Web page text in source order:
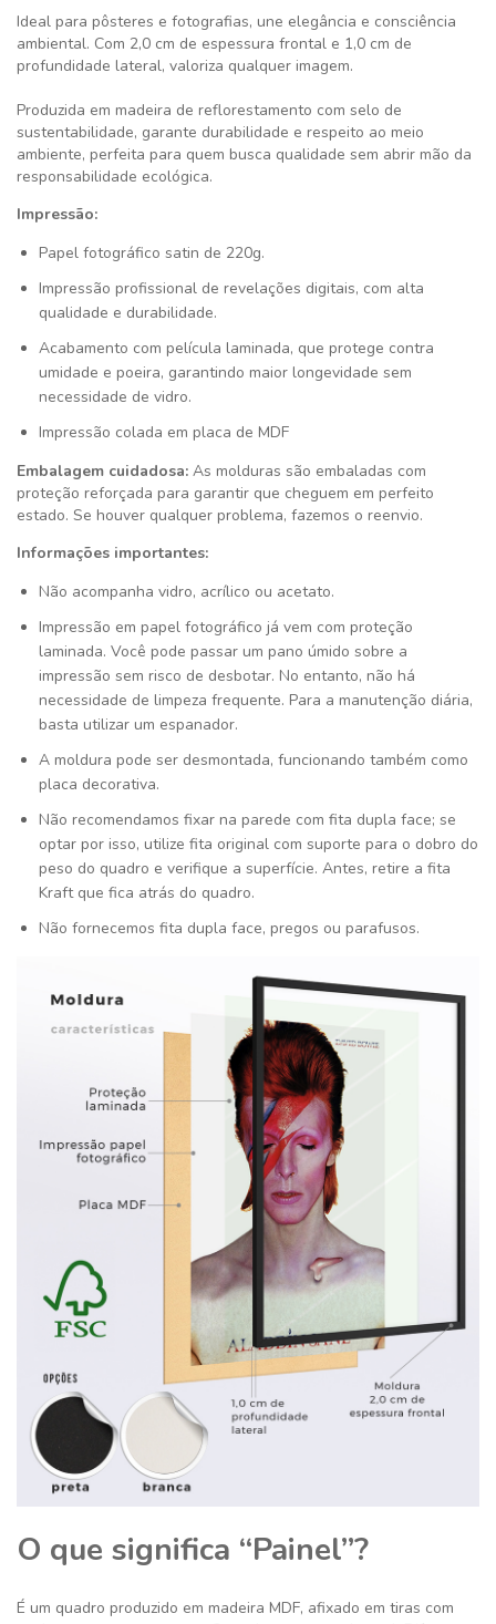
Ideal para pôsteres e fotografias, une elegância e consciência
ambiental. Com 2,0 cm de espessura frontal e 1,0 cm de
profundidade lateral, valoriza qualquer imagem.
Produzida em madeira de reflorestamento com selo de
sustentabilidade, garante durabilidade e respeito ao meio
ambiente, perfeita para quem busca qualidade sem abrir mão da
responsabilidade ecológica.
Impressão:
Papel fotográfico satin de 220g.
Impressão profissional de revelações digitais, com alta
qualidade e durabilidade.
Acabamento com película laminada, que protege contra
umidade e poeira, garantindo maior longevidade sem
necessidade de vidro.
Impressão colada em placa de MDF
Embalagem cuidadosa: As molduras são embaladas com
proteção reforçada para garantir que cheguem em perfeito
estado. Se houver qualquer problema, fazemos o reenvio.
Informações importantes:
Não acompanha vidro, acrílico ou acetato.
Impressão em papel fotográfico já vem com proteção
laminada. Você pode passar um pano úmido sobre a
impressão sem risco de desbotar. No entanto, não há
necessidade de limpeza frequente. Para a manutenção diária,
basta utilizar um espanador.
A moldura pode ser desmontada, funcionando também como
placa decorativa.
Não recomendamos fixar na parede com fita dupla face; se
optar por isso, utilize fita original com suporte para o dobro do
peso do quadro e verifique a superfície. Antes, retire a fita
Kraft que fica atrás do quadro.
Não fornecemos fita dupla face, pregos ou parafusos.
O que significa “Painel”?
É um quadro produzido em madeira MDF, afixado em tiras com